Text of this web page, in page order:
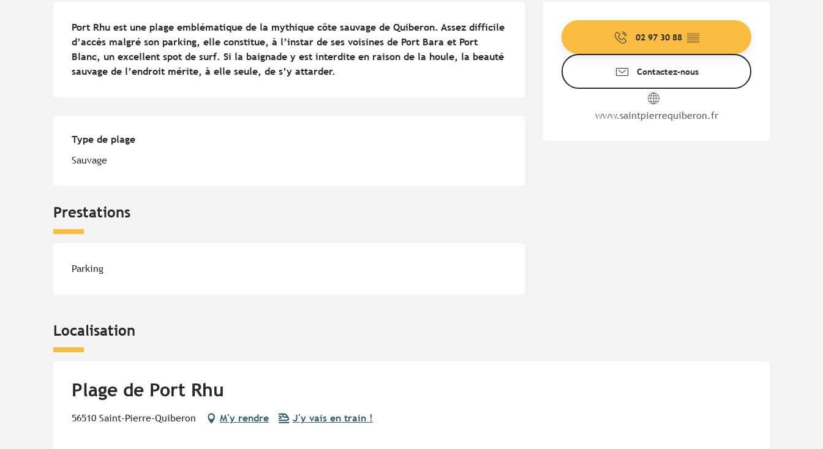
Ouverture et coordonnées
02 97 30 88 ▒▒
Contactez-nous
www.saintpierrequiberon.fr
Port Rhu est une plage emblématique de la mythique côte sauvage de Quiberon. Assez difficile
d’accès malgré son parking, elle constitue, à l’instar de ses voisines de Port Bara et Port
Blanc, un excellent spot de surf. Si la baignade y est interdite en raison de la houle, la beauté
sauvage de l’endroit mérite, à elle seule, de s’y attarder.
Type de plage
Type de plage
Sauvage
Prestations
Parking
Localisation
Plage de Port Rhu
56510 Saint-Pierre-Quiberon M'y rendre J'y vais en train !